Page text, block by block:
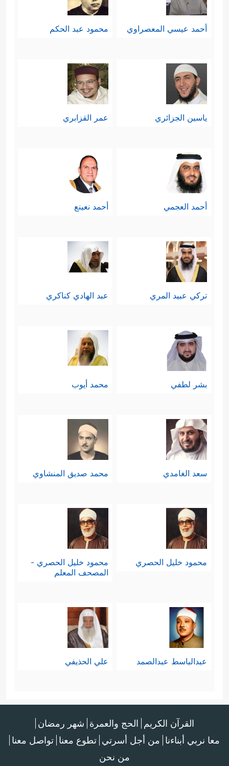
أحمد عيسي المعصراوي محمود عبد الحكم
ياسين الجزائري عمر القزابري
أحمد العجمي أحمد نعينع
تركي عبيد المري عبد الهادي كناكري
بشر لطفي محمد أيوب
سعد الغامدي محمد صديق المنشاوي
محمود خليل الحصري
محمود خليل الحصري -
المصحف المعلم
عبدالباسط عبدالصمد علي الحذيفي
القرآن الكريم الحج والعمرة شهر رمضان
معا نربي أبناءنا من أجل أسرتي تطوع معنا تواصل معنا
من نحن